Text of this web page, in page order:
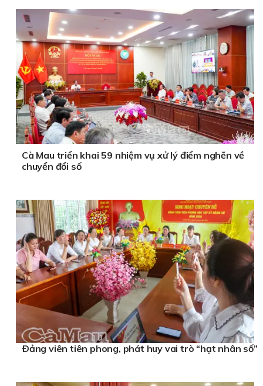
Cà Mau triển khai 59 nhiệm vụ xử lý điểm nghẽn về
chuyển đổi số
Ðảng viên tiên phong, phát huy vai trò “hạt nhân số”